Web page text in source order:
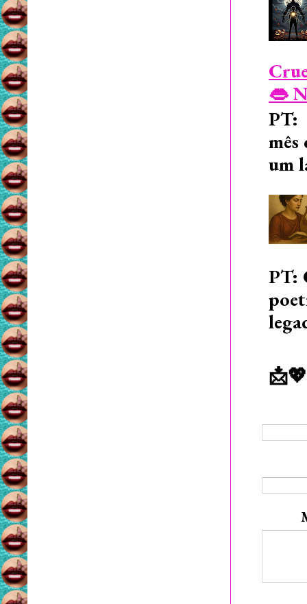
👄
PT:
um
PT: